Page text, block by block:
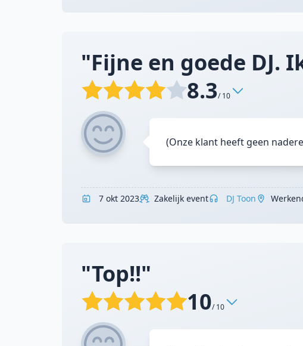
"Fijne en goede DJ.
8.3/ 10
(Onze klant heeft geen
7 okt 2023 Zakelijk event DJ Toon
"Top!!"
10/ 10